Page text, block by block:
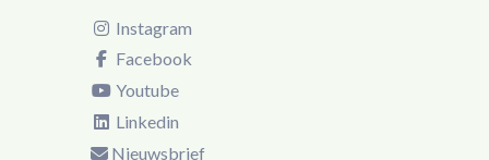
Instagram
Facebook
Youtube
Linkedin
Nieuwsbrief